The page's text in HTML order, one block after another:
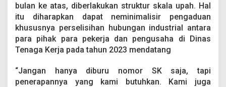
bulan ke atas, diberlakukan struktur skala upah. Hal
itu diharapkan dapat neminimalisir pengaduan
khususnya perselisihan hubungan industrial antara
para pihak para pekerja dan pengusaha di Dinas
Tenaga Kerja pada tahun 2023 mendatang
“Jangan hanya diburu nomor SK saja, tapi
penerapannya yang kami butuhkan. Kami juga